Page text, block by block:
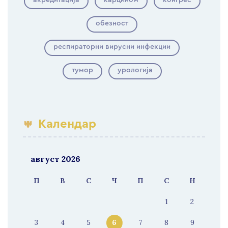
обезност
респираторни вирусни инфекции
тумор урологија
Календар
август 2026
П В С Ч П С Н
1 2
3 4 5 6 7 8 9